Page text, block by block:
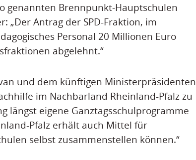
genannten Brennpunkt-Hauptschulen
„Der Antrag der SPD-Fraktion, im
Personal 20 Millionen Euro
abgelehnt.“
und dem künftigen Ministerpräsidenten
im Nachbarland Rheinland-Pfalz zu
längst eigene Ganztagsschulprogramme
Pfalz erhält auch Mittel für
selbst zusammenstellen können.“